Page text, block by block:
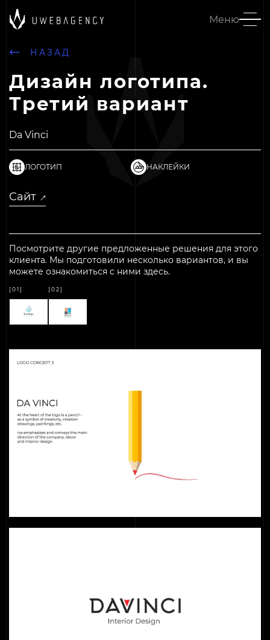
Меню
НАЗАД
Дизайн логотипа.
Третий вариант
Da Vinci
ЛОГОТИП НАКЛЕЙКИ
Сайт↓
↓
Посмотрите другие предложенные решения для этого
клиента. Мы подготовили несколько вариантов, и вы
можете ознакомиться с ними здесь.
[01] [02]